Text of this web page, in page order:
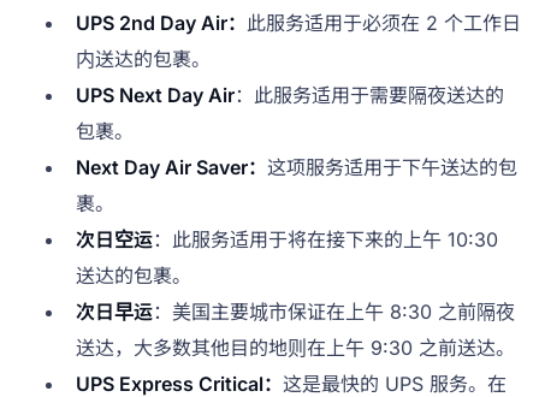
UPS 2nd Day Air： 此服务适用于必须在 2 个工作日
内送达的包裹。
UPS Next Day Air：此服务适用于需要隔夜送达的
包裹。
Next Day Air Saver： 这项服务适用于下午送达的包
裹。
次日空运：此服务适用于将在接下来的上午 10:30
送达的包裹。
次日早运：美国主要城市保证在上午 8:30 之前隔夜
送达，大多数其他目的地则在上午 9:30 之前送达。
UPS Express Critical： 这是最快的 UPS 服务。在